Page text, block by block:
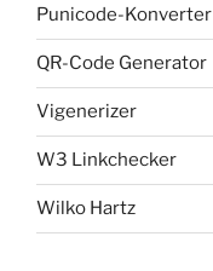
Punicode-Konverter
QR-Code Generator
Vigenerizer
W3 Linkchecker
Wilko Hartz